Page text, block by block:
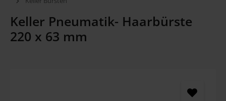
Keller Pneumatik- Haarbürste
220 x 63 mm